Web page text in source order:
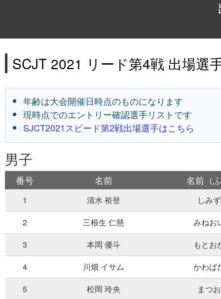
SCJT 2021 リード第4戦 出場選
年齢は大会開催日時点のものになります
現時点でのエントリー確認選手リストです
SJCT2021スピード第2戦出場選手はこちら
男子
番号 名前 名前（
1 清水 裕登
しみ
2
三根生 仁慈
みねお
3
本岡 優斗
もとお
4
川畑 イサム
かわば
5
松岡 玲央
まつ